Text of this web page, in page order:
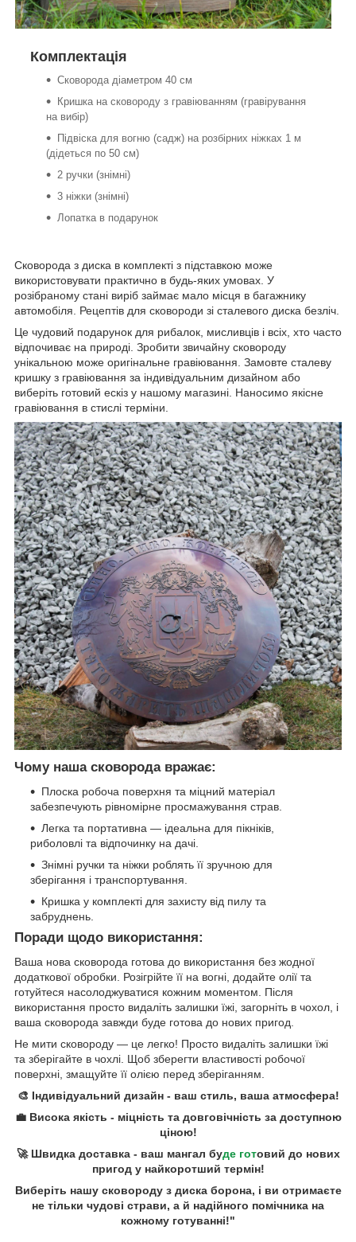
Комплектація
Сковорода діаметром 40 см
Кришка на сковороду з гравіюванням (гравірування
на вибір)
Підвіска для вогню (садж) на розбірних ніжках 1 м
(дідеться по 50 см)
2 ручки (знімні)
3 ніжки (знімні)
Лопатка в подарунок
Сковорода з диска в комплекті з підставкою може
використовувати практично в будь-яких умовах. У
розібраному стані виріб займає мало місця в багажнику
автомобіля. Рецептів для сковороди зі сталевого диска безліч.
Це чудовий подарунок для рибалок, мисливців і всіх, хто часто
відпочиває на природі. Зробити звичайну сковороду
унікальною може оригінальне гравіювання. Замовте сталеву
кришку з гравіювання за індивідуальним дизайном або
виберіть готовий ескіз у нашому магазині. Наносимо якісне
гравіювання в стислі терміни.
Чому наша сковорода вражає:
Плоска робоча поверхня та міцний матеріал
забезпечують рівномірне просмажування страв.
Легка та портативна — ідеальна для пікніків,
риболовлі та відпочинку на дачі.
Знімні ручки та ніжки роблять її зручною для
зберігання і транспортування.
Кришка у комплекті для захисту від пилу та
забруднень.
Поради щодо використання:
Ваша нова сковорода готова до використання без жодної
додаткової обробки. Розігрійте її на вогні, додайте олії та
готуйтеся насолоджуватися кожним моментом. Після
використання просто видаліть залишки їжі, загорніть в чохол, і
ваша сковорода завжди буде готова до нових пригод.
Не мити сковороду — це легко! Просто видаліть залишки їжі
та зберігайте в чохлі. Щоб зберегти властивості робочої
поверхні, змащуйте її олією перед зберіганням.
🎨 Індивідуальний дизайн - ваш стиль, ваша атмосфера!
💼 Висока якість - міцність та довговічність за доступною
ціною!
🚀 Швидка доставка - ваш мангал буде готовий до нових
пригод у найкоротший термін!
Виберіть нашу сковороду з диска борона, і ви отримаєте
не тільки чудові страви, а й надійного помічника на
кожному готуванні!"